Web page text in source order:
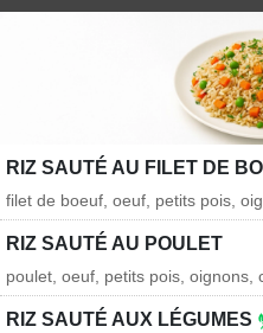
RIZ SAUTÉ AU FILET DE
filet de boeuf, oeuf, petits pois,
RIZ SAUTÉ AU POULET
poulet, oeuf, petits pois, oignons,
RIZ SAUTÉ AUX LÉGUMES